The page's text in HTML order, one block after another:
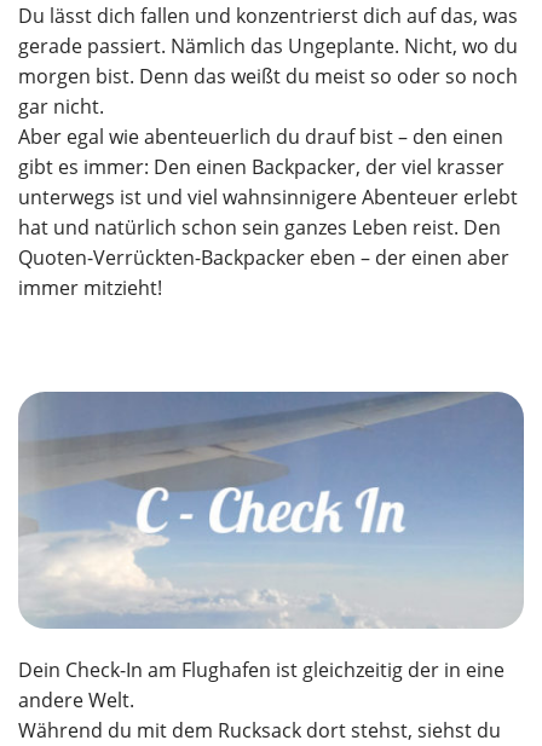
Du lässt dich fallen und konzentrierst dich auf das, was
gerade passiert. Nämlich das Ungeplante. Nicht, wo du
morgen bist. Denn das weißt du meist so oder so noch
gar nicht.
Aber egal wie abenteuerlich du drauf bist – den einen
gibt es immer: Den einen Backpacker, der viel krasser
unterwegs ist und viel wahnsinnigere Abenteuer erlebt
hat und natürlich schon sein ganzes Leben reist. Den
Quoten-Verrückten-Backpacker eben – der einen aber
immer mitzieht!
Dein Check-In am Flughafen ist gleichzeitig der in eine
andere Welt.
Während du mit dem Rucksack dort stehst, siehst du